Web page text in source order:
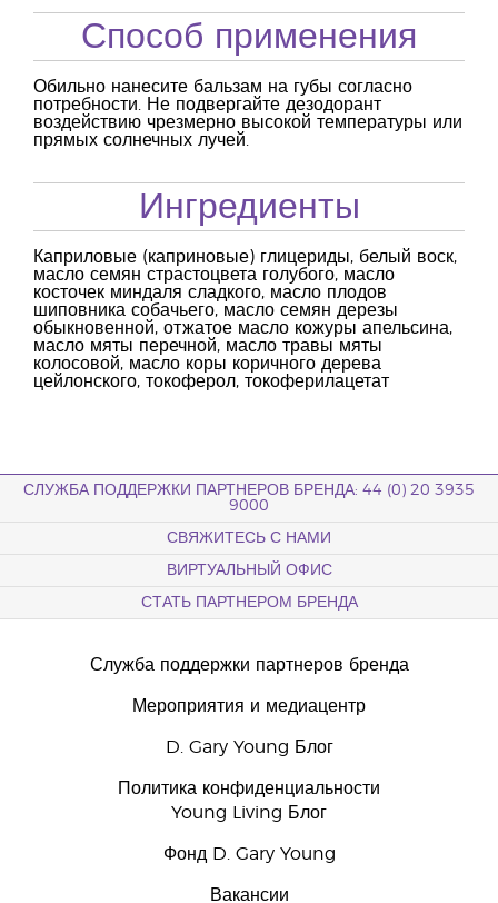
Способ применения
Обильно нанесите бальзам на губы согласно
потребности. Не подвергайте дезодорант
воздействию чрезмерно высокой температуры или
прямых солнечных лучей.
Ингредиенты
Каприловые (каприновые) глицериды, белый воск,
масло семян страстоцвета голубого, масло
косточек миндаля сладкого, масло плодов
шиповника собачьего, масло семян дерезы
обыкновенной, отжатое масло кожуры апельсина,
масло мяты перечной, масло травы мяты
колосовой, масло коры коричного дерева
цейлонского, токоферол, токоферилацетат
СЛУЖБА ПОДДЕРЖКИ ПАРТНЕРОВ БРЕНДА: 44 (0) 20 3935
9000
СВЯЖИТЕСЬ С НАМИ
ВИРТУАЛЬНЫЙ ОФИС
СТАТЬ ПАРТНЕРОМ БРЕНДА
Служба поддержки партнеров бренда
Мероприятия и медиацентр
D. Gary Young Блог
Политика конфиденциальности
Young Living Блог
Фонд D. Gary Young
Вакансии